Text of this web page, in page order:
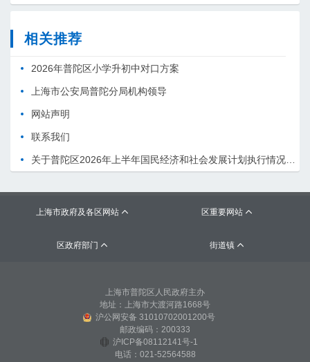
相关推荐
2026年普陀区小学升初中对口方案
上海市公安局普陀分局机构领导
网站声明
联系我们
上海市政府及各区网站  区重要网站 
区政府部门  街道镇 
上海市普陀区人民政府主办
地址：上海市大渡河路1668号
沪公网安备 31010702001200号
邮政编码：200333
沪ICP备08112141号-1
电话：021-52564588